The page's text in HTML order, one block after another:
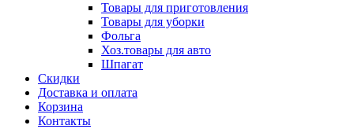
Товары для приготовления
Товары для уборки
Фольга
Хоз.товары для авто
Шпагат
Скидки
Доставка и оплата
Корзина
Контакты